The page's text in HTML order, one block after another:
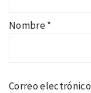
Nombre*
Correo electrónico